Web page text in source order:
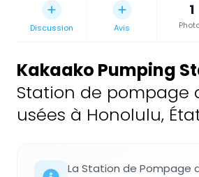
Discussion Avis
1
Kakaako Pumping
Station de pompage
usées à Honolulu,
La Station de Pompage